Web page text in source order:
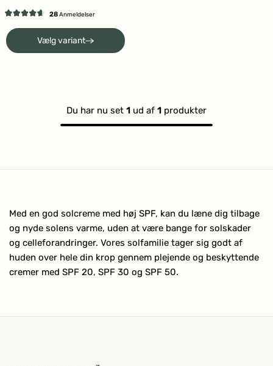
4.7
ud
af
28Anmeldelser
Vælg variant
Du har nu set 1 ud af 1 produkter
Med en god solcreme med høj SPF, kan du læne dig tilbage
og nyde solens varme, uden at være bange for solskader
og celleforandringer. Vores solfamilie tager sig godt af
huden over hele din krop gennem plejende og beskyttende
cremer med SPF 20, SPF 30 og SPF 50.